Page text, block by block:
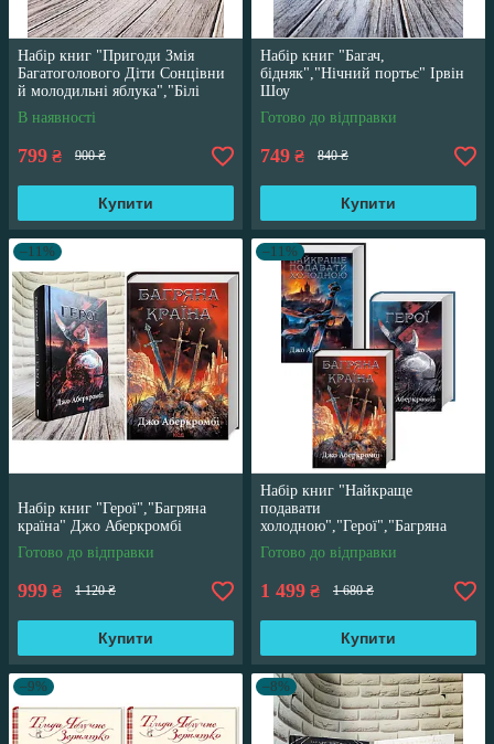
Набір книг "Пригоди Змія
Багатоголового Діти Сонцівни
й молодильні яблука","Білі
перлини для Білої Королеви"
В наявності
799 ₴ 900 ₴
Купити
Набір книг "Багач,
бідняк","Нічний портьє" Ірвін
Шоу
Готово до відправки
749 ₴ 840 ₴
Купити
–11%
Набір книг "Герої","Багряна
країна" Джо Аберкромбі
Готово до відправки
999 ₴ 1 120 ₴
Купити
–11%
Набір книг "Найкраще
подавати
холодною","Герої","Багряна
країна" Джо Аберкромбі
Готово до відправки
1 499 ₴ 1 680 ₴
Купити
–9% –8%